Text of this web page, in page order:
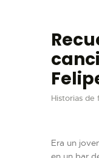
VISIT
TIENDA
Historias de
Era un